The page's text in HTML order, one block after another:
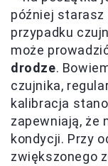
później starasz
przypadku
może
drodze.
czujnika,
kalibracja
zapewniają, że
kondycji. Przy
zwiększonego